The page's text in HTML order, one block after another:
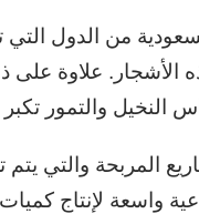
من الدول التي
الأشجار. علاوة على
النخيل والتمور
المربحة والتي يتم
واسعة لإنتاج